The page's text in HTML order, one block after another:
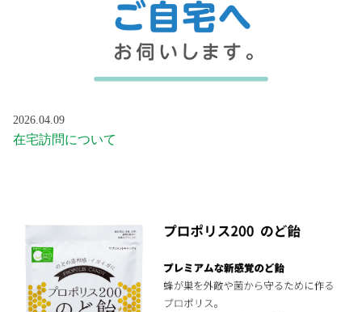
2026.04.09
在宅訪問について